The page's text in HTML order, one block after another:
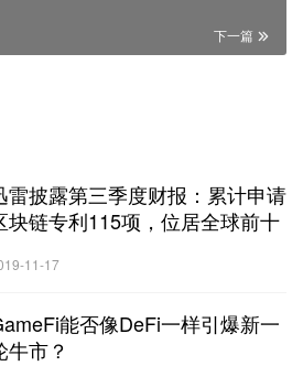
下一篇
雷披露第三季度财报：累计申请
块链专利115项，位居全球前十
11-17
能否像DeFi一样引爆新一
牛市？